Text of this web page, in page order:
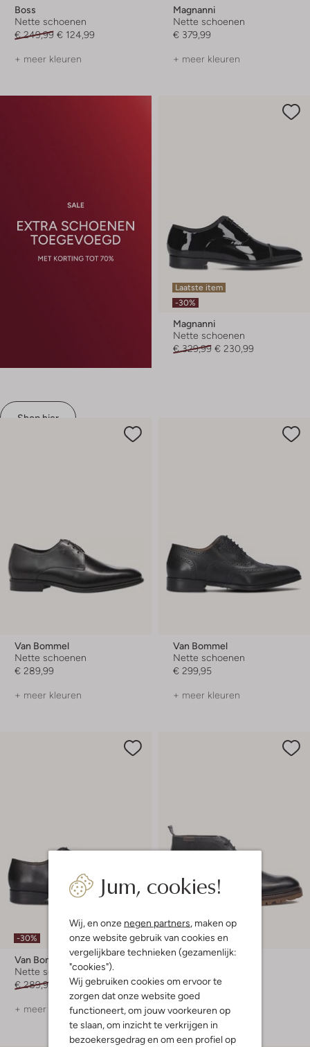
Jum, cookies!
Wij, en onze negen partners, maken op
onze website gebruik van cookies en
vergelijkbare technieken (gezamenlijk:
"cookies").
Wij gebruiken cookies om ervoor te
zorgen dat onze website goed
functioneert, om jouw voorkeuren op
te slaan, om inzicht te verkrijgen in
bezoekersgedrag en om een profiel op
Boss
Nette schoenen
€ 249,99 € 124,99
+ meer kleuren
Magnanni
Nette schoenen
€ 379,99
+ meer kleuren
Shop hier
Laatste item
-30%
Magnanni
Nette schoenen
€ 329,99 € 230,99
Van Bommel
Nette schoenen
€ 289,99
+ meer kleuren
Van Bommel
Nette schoenen
€ 299,95
+ meer kleuren
-30%
Van Bommel
Nette schoenen
€ 289,99
€ 202,99
+ meer kleuren
Floris Van Bommel
€ 269,99
+ meer kleuren